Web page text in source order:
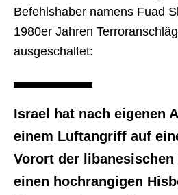
Befehlshaber namens Fuad
1980er Jahren
ausgeschaltet:
Israel hat nach eigenen
einem Luftangriff auf
Vorort der
einen hochrangigen